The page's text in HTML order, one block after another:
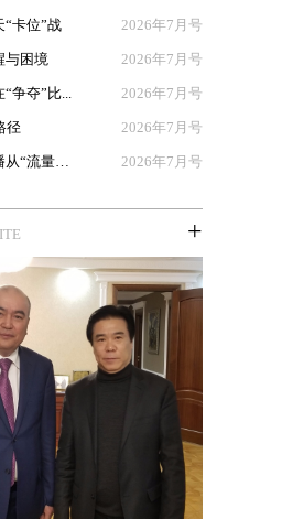
“卡位”战 2026年7月号
与困境 2026年7月号
争夺”比... 2026年7月号
径 2026年7月号
流量出... 2026年7月号
+